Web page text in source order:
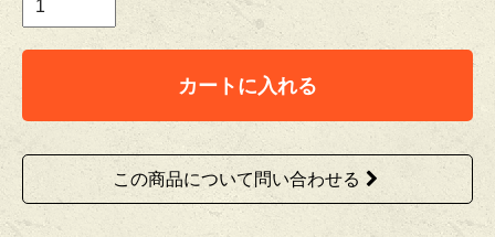
カートに入れる
この商品について問い合わせる